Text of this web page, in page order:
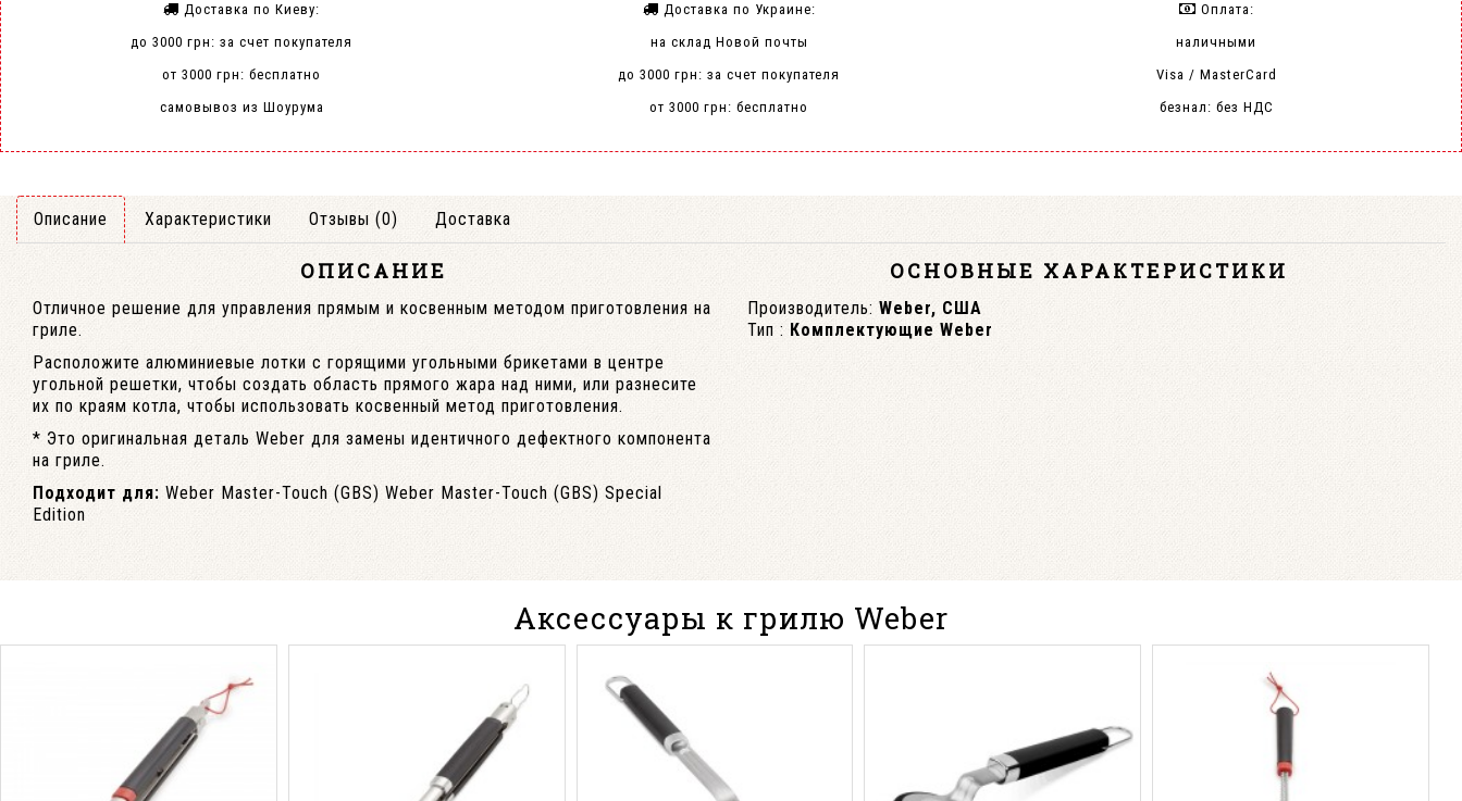
Доставка по Киеву:
до 3000 грн: за счет покупателя
от 3000 грн: бесплатно
самовывоз из Шоурума
Доставка по Украине:
на склад Новой почты
до 3000 грн: за счет покупателя
от 3000 грн: бесплатно
Оплата:
наличными
Visa / MasterCard
безнал: без НДС
Описание Характеристики Отзывы (0) Доставка
ОПИСАНИЕ
Отличное решение для управления прямым и косвенным методом приготовления на
гриле.
Расположите алюминиевые лотки с горящими угольными брикетами в центре
угольной решетки, чтобы создать область прямого жара над ними, или разнесите
их по краям котла, чтобы использовать косвенный метод приготовления.
* Это оригинальная деталь Weber для замены идентичного дефектного компонента
на гриле.
Подходит для: Weber Master-Touch (GBS) Weber Master-Touch (GBS) Special
Edition
ОСНОВНЫЕ ХАРАКТЕРИСТИКИ
Производитель: Weber, США
Тип : Комплектующие Weber
Аксессуары к грилю Weber